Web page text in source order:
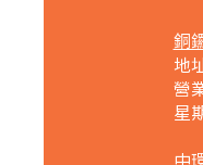
銅
地
營
星